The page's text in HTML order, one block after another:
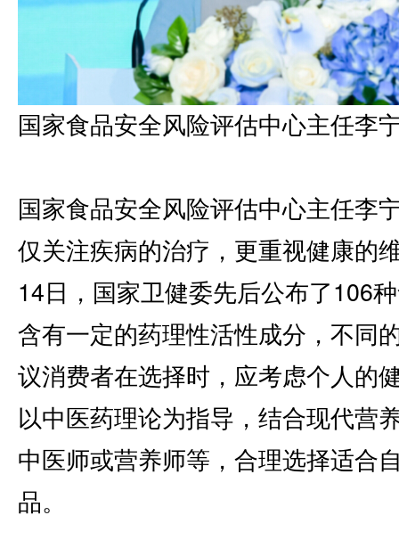
国家食品安全风险评估中心主任李
国家食品安全风险评估中心主任李
仅关注疾病的治疗，更重视健康的
14日，国家卫健委先后公布了106
含有一定的药理性活性成分，不同
议消费者在选择时，应考虑个人的
以中医药理论为指导，结合现代营
中医师或营养师等，合理选择适合
品。